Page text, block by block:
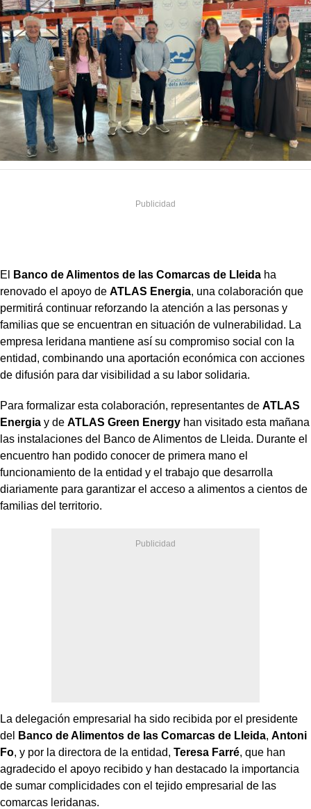
El Banco de Alimentos de las Comarcas de Lleida ha
renovado el apoyo de ATLAS Energia, una colaboración que
permitirá continuar reforzando la atención a las personas y
familias que se encuentran en situación de vulnerabilidad. La
empresa leridana mantiene así su compromiso social con la
entidad, combinando una aportación económica con acciones
de difusión para dar visibilidad a su labor solidaria.
Para formalizar esta colaboración, representantes de ATLAS
Energia y de ATLAS Green Energy han visitado esta mañana
las instalaciones del Banco de Alimentos de Lleida. Durante el
encuentro han podido conocer de primera mano el
funcionamiento de la entidad y el trabajo que desarrolla
diariamente para garantizar el acceso a alimentos a cientos de
familias del territorio.
La delegación empresarial ha sido recibida por el presidente
del
Banco de Alimentos de las Comarcas de Lleida, Antoni
Fo, y por la directora de la entidad, Teresa Farré, que han
agradecido el apoyo recibido y han destacado la importancia
de sumar complicidades con el tejido empresarial de las
comarcas leridanas.